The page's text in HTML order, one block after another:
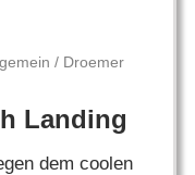
/ Droemer
Landing
dem coolen